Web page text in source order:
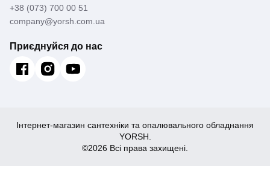
+38 (073) 700 00 51
company@yorsh.com.ua
Приєднуйся до нас
Інтернет-магазин сантехніки та опалювального обладнання
YORSH.
©2026 Всі права захищені.